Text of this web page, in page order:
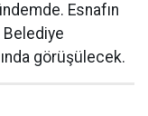
Esnafın
görüşülecek.